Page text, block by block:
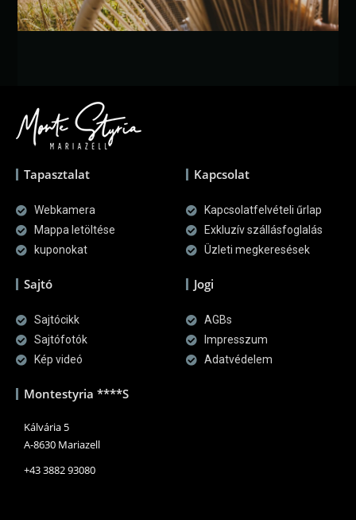
Tapasztalat
Webkamera
Mappa letöltése
kuponokat
Kapcsolat
Kapcsolatfelvételi űrlap
Exkluzív szállásfoglalás
Üzleti megkeresések
Sajtó
Sajtócikk
Sajtófotók
Kép videó
Jogi
AGBs
Impresszum
Adatvédelem
Montestyria ****S
Kálvária 5
A-8630 Mariazell
+43 3882 93080